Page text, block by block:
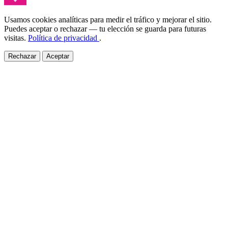
Usamos cookies analíticas para medir el tráfico y mejorar el sitio.
Puedes aceptar o rechazar — tu elección se guarda para futuras
visitas. Política de privacidad .
Rechazar Aceptar